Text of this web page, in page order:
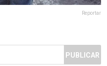
Reportar
PUBLICAR